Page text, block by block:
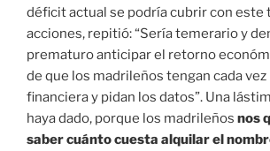
déficit actual se podría cubrir con este
acciones, repitió: “Sería temerario y
prematuro anticipar el retorno
de que los madrileños tengan cada
financiera y pidan los datos”. Una
haya dado, porque los madrileños nos
saber cuánto cuesta alquilar el